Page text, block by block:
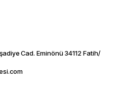
Cad. Eminönü 34112 Fatih/